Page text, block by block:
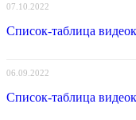
07.10.2022
Список-таблица
06.09.2022
Список-таблица